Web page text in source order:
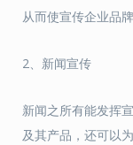
从而使宣传企业品
2、新闻宣传
新闻之所有能发挥
及其产品，还可以